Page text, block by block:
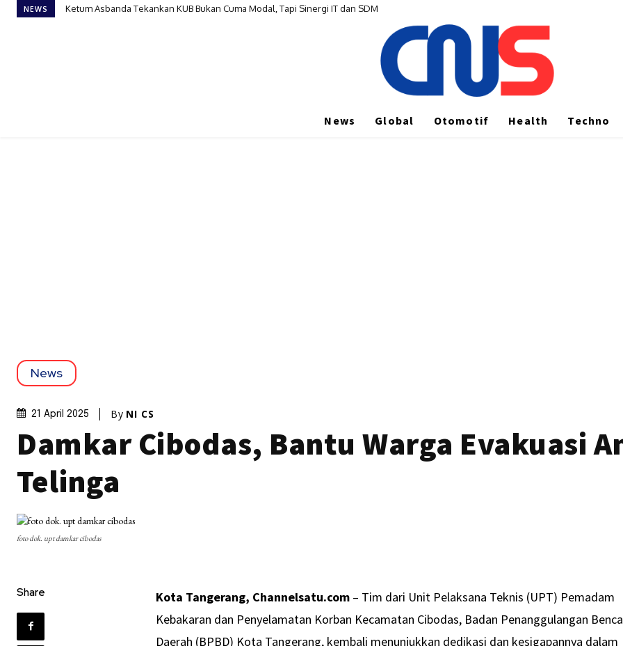
NEWS Ketum Asbanda Tekankan KUB Bukan Cuma Modal, Tapi Sinergi IT dan SDM
Di banderol Rp438 Juta, Honda Super-ONE Resmi Buka Pemesanan di Indonesia
News Global Otomotif Health Techno
News
21 April 2025 By NI CS
Damkar Cibodas, Bantu Warga Evakuasi
Telinga
foto dok. upt damkar cibodas
Share Kota Tangerang, Channelsatu.com – Tim dari Unit Pelaksana Teknis (UPT) Pemadam
Kebakaran dan Penyelamatan Korban Kecamatan Cibodas, Badan Penanggulangan
Daerah (BPBD) Kota Tangerang, kembali menunjukkan dedikasi dan kesigapannya dalam